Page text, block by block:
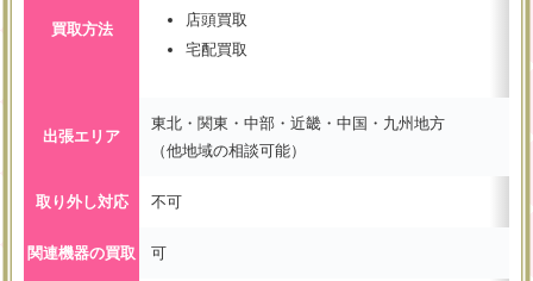
買取方法
店頭買取
宅配買取
出張エリア
東北・関東・中部・近畿・中国・九州地方
（他地域の相談可能）
取り外し対応 不可
関連機器の買取 可